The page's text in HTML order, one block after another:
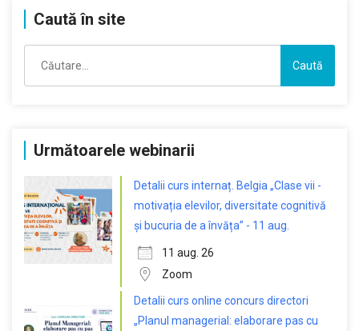
Caută în site
după:
Următoarele webinarii
Detalii curs internaț. Belgia „Clase vii -
motivația elevilor, diversitate cognitivă
și bucuria de a învăța” - 11 aug.
11 aug. 26
Zoom
Detalii curs online concurs directori
„Planul managerial: elaborare pas cu